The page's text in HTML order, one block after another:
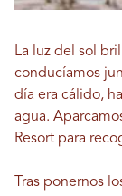
La luz del sol
conducíamos
día era cálido,
agua.
Resort para
Tras ponernos